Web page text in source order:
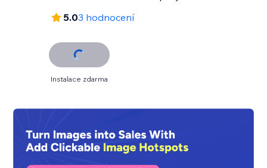
5.03 hodnocení
Instalace zdarma